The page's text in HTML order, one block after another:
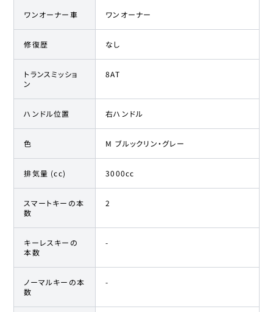
ワンオーナー車 ワンオーナー
修復歴 なし
トランスミッショ
ン
8AT
ハンドル位置 右ハンドル
色 M ブルックリン・グレー
排気量 (cc) 3000cc
スマートキーの本
数
2
キーレスキーの
本数
-
ノーマルキーの本
数
-